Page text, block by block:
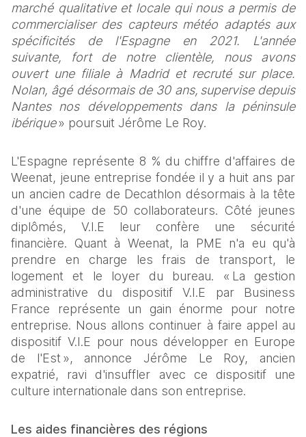
marché qualitative et locale qui nous a permis de
commercialiser des capteurs météo adaptés aux
spécificités de l'Espagne en 2021. L'année
suivante, fort de notre clientèle, nous avons
ouvert une filiale à Madrid et recruté sur place.
Nolan, âgé désormais de 30 ans, supervise depuis
Nantes nos développements dans la péninsule
ibérique » poursuit Jérôme Le Roy.
L'Espagne représente 8 % du chiffre d'affaires de
Weenat, jeune entreprise fondée il y a huit ans par
un ancien cadre de Decathlon désormais à la tête
d'une équipe de 50 collaborateurs. Côté jeunes
diplômés, V.I.E leur confère une sécurité
financière. Quant à Weenat, la PME n'a eu qu'à
prendre en charge les frais de transport, le
logement et le loyer du bureau. « La gestion
administrative du dispositif V.I.E par Business
France représente un gain énorme pour notre
entreprise. Nous allons continuer à faire appel au
dispositif V.I.E pour nous développer en Europe
de l'Est », annonce Jérôme Le Roy, ancien
expatrié, ravi d'insuffler avec ce dispositif une
culture internationale dans son entreprise.
Les aides financières des régions